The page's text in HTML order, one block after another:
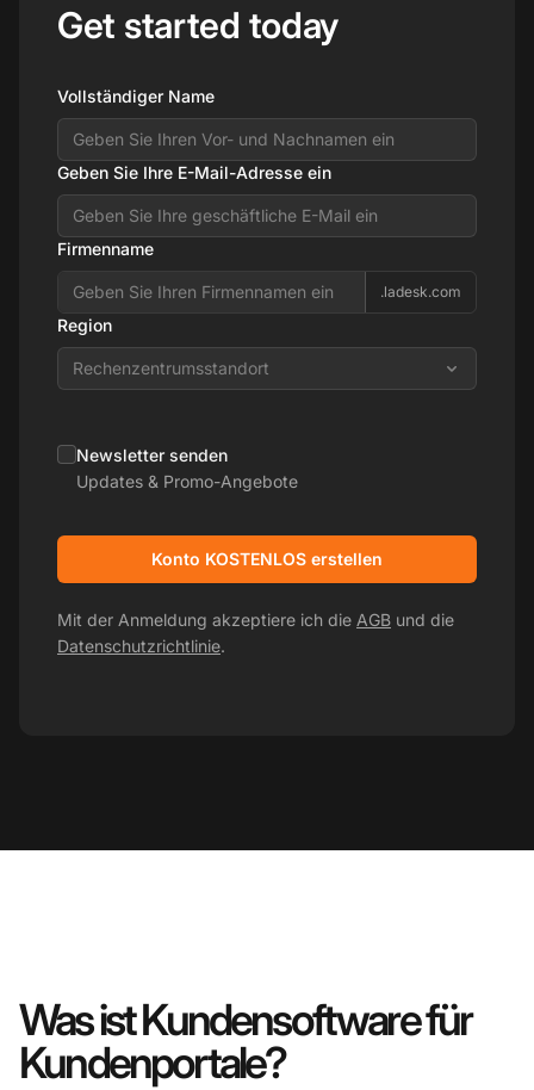
Get started today
Vollständiger Name
Geben Sie Ihre E-Mail-Adresse ein
Firmenname
.ladesk.com
Region
Rechenzentrumsstandort
Newsletter senden
Updates & Promo-Angebote
Konto KOSTENLOS erstellen
Mit der Anmeldung akzeptiere ich die AGB und die
Datenschutzrichtlinie.
Was ist Kundensoftware für
Kundenportale?